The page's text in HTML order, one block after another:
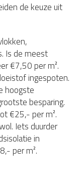
de keuze uit
Is de meest
€7,50 per m².
ingespoten.
hoogste
besparing.
€25,- per m².
Iets duurder
in
per m².